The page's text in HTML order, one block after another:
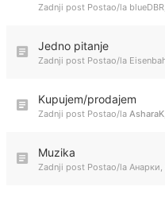
Zadnji post Postao/la blueDBR
Jedno pitanje
Zadnji post Postao/la
Kupujem/prodajem
Zadnji post Postao/la AsharaK
Muzika
Zadnji post Postao/la Анарки,